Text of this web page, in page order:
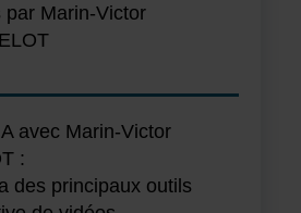
par Marin-Victor
avec Marin-Victor
:
des principaux outils